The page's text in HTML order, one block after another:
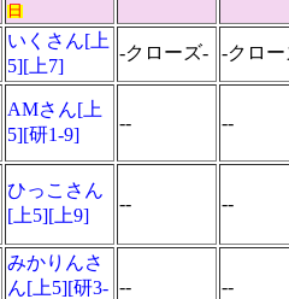
日
いくさん[上
5][上7]
-クローズ- -クロー
AMさん[上
5][研1-9]
-- --
ひっこさん
[上5][上9]
-- --
みかりんさ
ん[上5][研3- -- --